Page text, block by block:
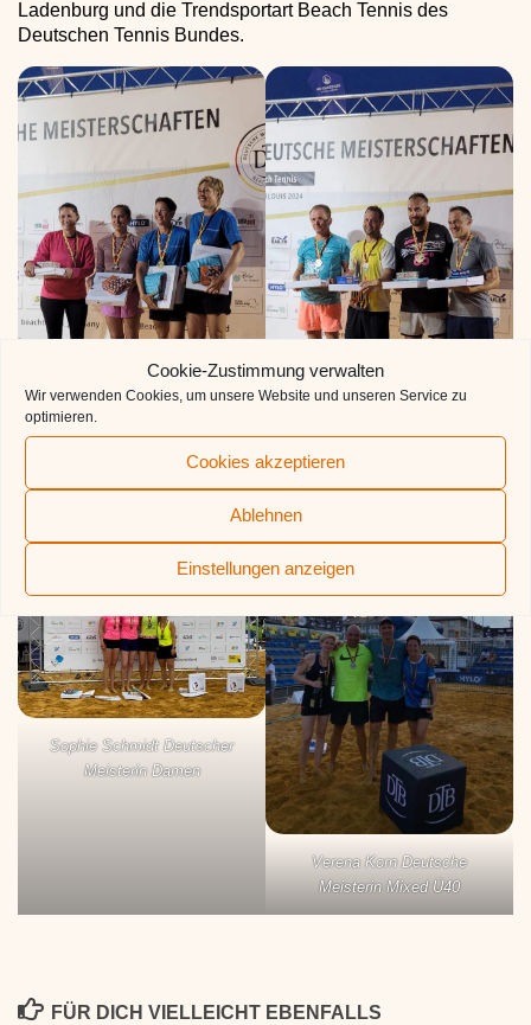
Cookie-Zustimmung verwalten
Wir verwenden Cookies, um unsere Website und unseren Service zu
optimieren.
Cookies akzeptieren
Ablehnen
Einstellungen anzeigen
Ladenburg und die Trendsportart Beach Tennis des
Deutschen Tennis Bundes.
Petra und Verena Korn
Deutsche Meister Damen Ü40
Simon Schreck Deutscher
Sophie Schmidt Deutscher
Meisterin Damen
Verena Korn Deutsche
Meisterin Mixed Ü40
FÜR DICH VIELLEICHT EBENFALLS